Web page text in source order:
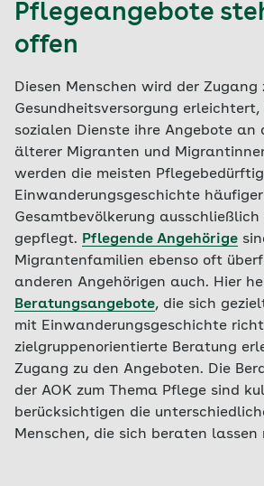
Pflegeangebote
offen
Diesen Menschen wird der Zugang
Gesundheitsversorgung
sozialen Dienste ihre Angebote an
älterer Migranten und
werden die meisten
Einwanderungsgeschichte
Gesamtbevölkerung ausschließlich
gepflegt. Pflegende Angehörige
Migrantenfamilien ebenso oft
anderen Angehörigen auch. Hier
Beratungsangebote, die sich
mit Einwanderungsgeschichte
zielgruppenorientierte Beratung
Zugang zu den Angeboten. Die
der AOK zum Thema Pflege sind
berücksichtigen die
Menschen, die sich beraten lassen